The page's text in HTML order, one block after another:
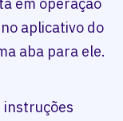
aplicativo do
aba para ele.
instruções